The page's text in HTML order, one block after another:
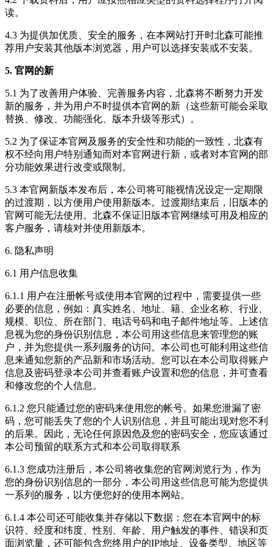
读。
4.3 为提供加优质、安全的服务，在本网站打开时北森可能推
荐用户安装其他版本浏览器，用户可以选择安装或不安装。
5. 官网的新
5.1 为了改善用户体验、完善服务内容，北森将不断努力开发
新的服务，并为用户不时提供本官网的新（这些新可能会采取
替换、修改、功能强化、版本升级等形式）。
5.2 为了保证本官网及服务的安全性和功能的一致性，北森有
权不经向用户特别通知而对本官网进行新，或者对本官网的部
分功能效果进行改变或限制。
5.3 本官网新版本发布后，本公司将可能视情况设定一定期限
的过渡期，以方便用户使用新版本。过渡期结束后，旧版本的
官网可能无法使用。北森不保证旧版本官网继续可用及相应的
客户服务，请核对并使用新版本。
6. 隐私声明
6.1 用户信息收集
6.1.1 用户在注册帐号或使用本官网的过程中，需要提供一些
必要的信息，例如：真实姓名、地址、籍、企业名称、行业、
规模、职位、所在部门、电话号码和电子邮件地址等。上述信
息视为您的身份识别信息，本公司用这些信息来管理您的账
户，并为您提供一系列服务的访问。本公司也可能利用这些信
息来通知您新的产品新和市场活动。您可以在本公司取得账户
信息及密码登录本公司并查看账户设置和您的信息，并可查看
和修改您的个人信息。
6.1.2 您只能通过您的密码来使用您的帐号。如果您泄漏了密
码，您可能丢失了您的个人识别信息，并且可能出现对您不利
的后果。因此，无论任何原因危及您的密码安全，您应该通过
本公司预留的联系方式和本公司取得联系
6.1.3 您成功注册后，本公司将收集您的官网浏览行为，作为
您的身份识别信息的一部分，本公司用这些信息可能为您提供
一系列的服务，以方便您好的使用本网站。
6.1.4 本公司还可能收集并存储以下数据：您在本官网中的标
识符、经度和纬度、性别、年龄、用户触发的事件、错误和页
面浏览量，还可能包含您终用户的IP地址、设备类型、地区等